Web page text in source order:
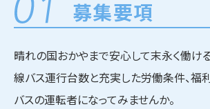
募集要項
晴れの国おかやまで安心して末永く働け
線バス運行台数と充実した労働条件、福
バスの運転者になってみませんか。